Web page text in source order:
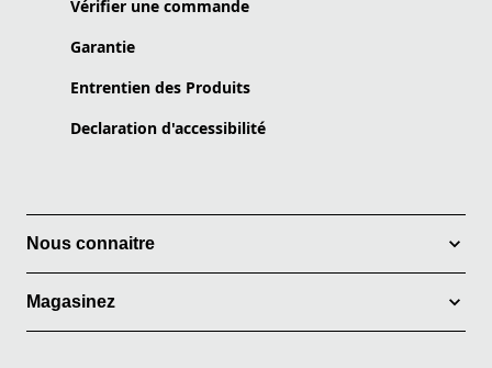
Vérifier une commande
Garantie
Entrentien des Produits
Declaration d'accessibilité
Nous connaitre
Magasinez